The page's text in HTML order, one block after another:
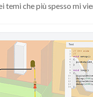
che più spesso mi